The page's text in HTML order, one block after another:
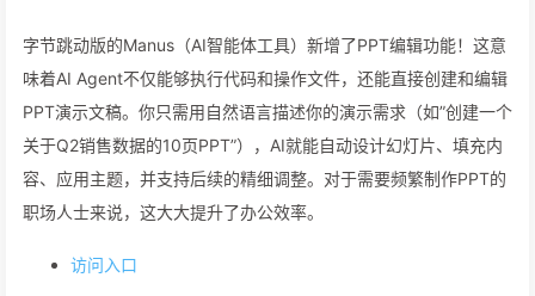
字节跳动版的Manus（AI智能体工具）新增了PPT编辑功能！这意
味着AI Agent不仅能够执行代码和操作文件，还能直接创建和编辑
PPT演示文稿。你只需用自然语言描述你的演示需求（如”创建一个
关于Q2销售数据的10页PPT”），AI就能自动设计幻灯片、填充内
容、应用主题，并支持后续的精细调整。对于需要频繁制作PPT的
职场人士来说，这大大提升了办公效率。
访问入口